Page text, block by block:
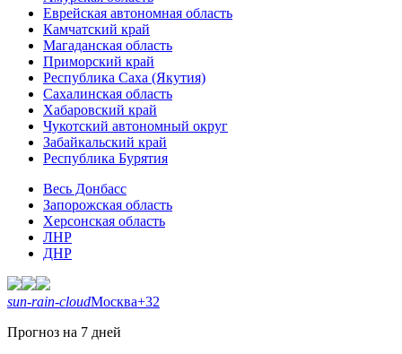
Еврейская автономная область
Камчатский край
Магаданская область
Приморский край
Республика Саха (Якутия)
Сахалинская область
Хабаровский край
Чукотский автономный округ
Забайкальский край
Республика Бурятия
Весь Донбасс
Запорожская область
Херсонская область
ЛНР
ДНР
sun-rain-cloudМосква+32
Прогноз на 7 дней